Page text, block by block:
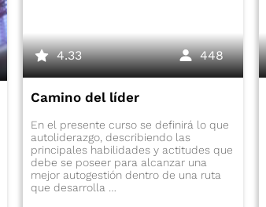
4.33 448
Camino del líder
En el presente curso se definirá lo que
autoliderazgo, describiendo las
principales habilidades y actitudes que
debe se poseer para alcanzar una
mejor autogestión dentro de una ruta
que desarrolla …